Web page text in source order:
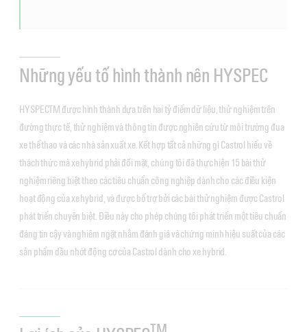
Những yếu tố hình thành nên HYSPEC
HYSPECTM được hình thành dựa trên hai tỷ điểm dữ liệu, thử nghiệm trên
đường thực tế, thử nghiệm và thông tin được nghiên cứu từ môi trường đua
xe thể thao và các nhà sản xuất xe. Kết hợp tất cả những gì Castrol hiểu về
thách thức mà xe hybrid phải đối mặt, chúng tôi đã thực hiện 15 bài thử
nghiệm riêng biệt theo các tiêu chuẩn công nghiệp dành cho các điều kiện
hoạt động của xe hybrid, và được bổ trợ bởi các bài thử nghiệm được Castrol
phát triển chuyên biệt. Điều này cho phép chúng tôi phát triển một tiêu chuẩn
đáng tin cậy và nghiêm ngặt nhằm đánh giá và chứng minh hiệu suất của các
sản phẩm dầu nhớt động cơ của Castrol dành cho xe hybrid.